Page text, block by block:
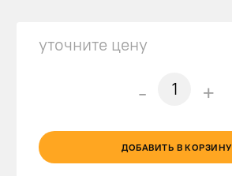
уточните цену
- +
ДОБАВИТЬ В КОРЗИНУ